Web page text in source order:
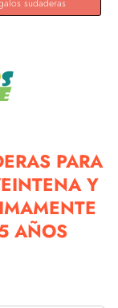
sudaderas
PARA
Y
AÑOS